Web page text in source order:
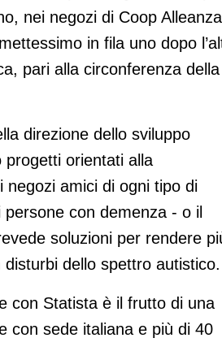
nei negozi di Coop Alleanza
in fila uno dopo
pari alla circonferenza della
direzione dello sviluppo
progetti orientati alla
amici di ogni tipo di
con demenza - o il
soluzioni per rendere
dello spettro autistico.
con Statista è il frutto di una
con sede italiana e più di 40